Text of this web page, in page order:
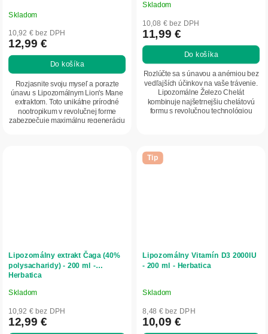
Skladom
10,92 € bez DPH
12,99 €
Do košíka
Rozjasnite svoju myseľ a porazte
únavu s Lipozomálnym Lion's Mane
extraktom. Toto unikátne prírodné
nootropikum v revolučnej forme
zabezpečuje maximálnu regeneráciu
Priemerné
hodnotenie
produktu
je
5,0
z
5
hviezdičiek.
Skladom
10,08 € bez DPH
11,99 €
Do košíka
Rozlúčte sa s únavou a anémiou bez
vedľajších účinkov na vaše trávenie.
Lipozomálne Železo Chelát
kombinuje najšetrnejšiu chelátovú
formu s revolučnou technológiou
Lipozomálny extrakt Čaga (40%
polysacharidy) - 200 ml -
Herbatica
Priemerné
hodnotenie
produktu
Skladom
10,92 € bez DPH
12,99 €
Tip
Lipozomálny Vitamín D3 2000IU
- 200 ml - Herbatica
Priemerné
hodnotenie
produktu
Skladom
8,48 € bez DPH
10,09 €